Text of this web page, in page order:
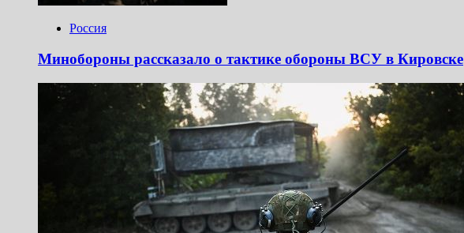
Россия
Минобороны рассказало о тактике обороны ВСУ в Кировске